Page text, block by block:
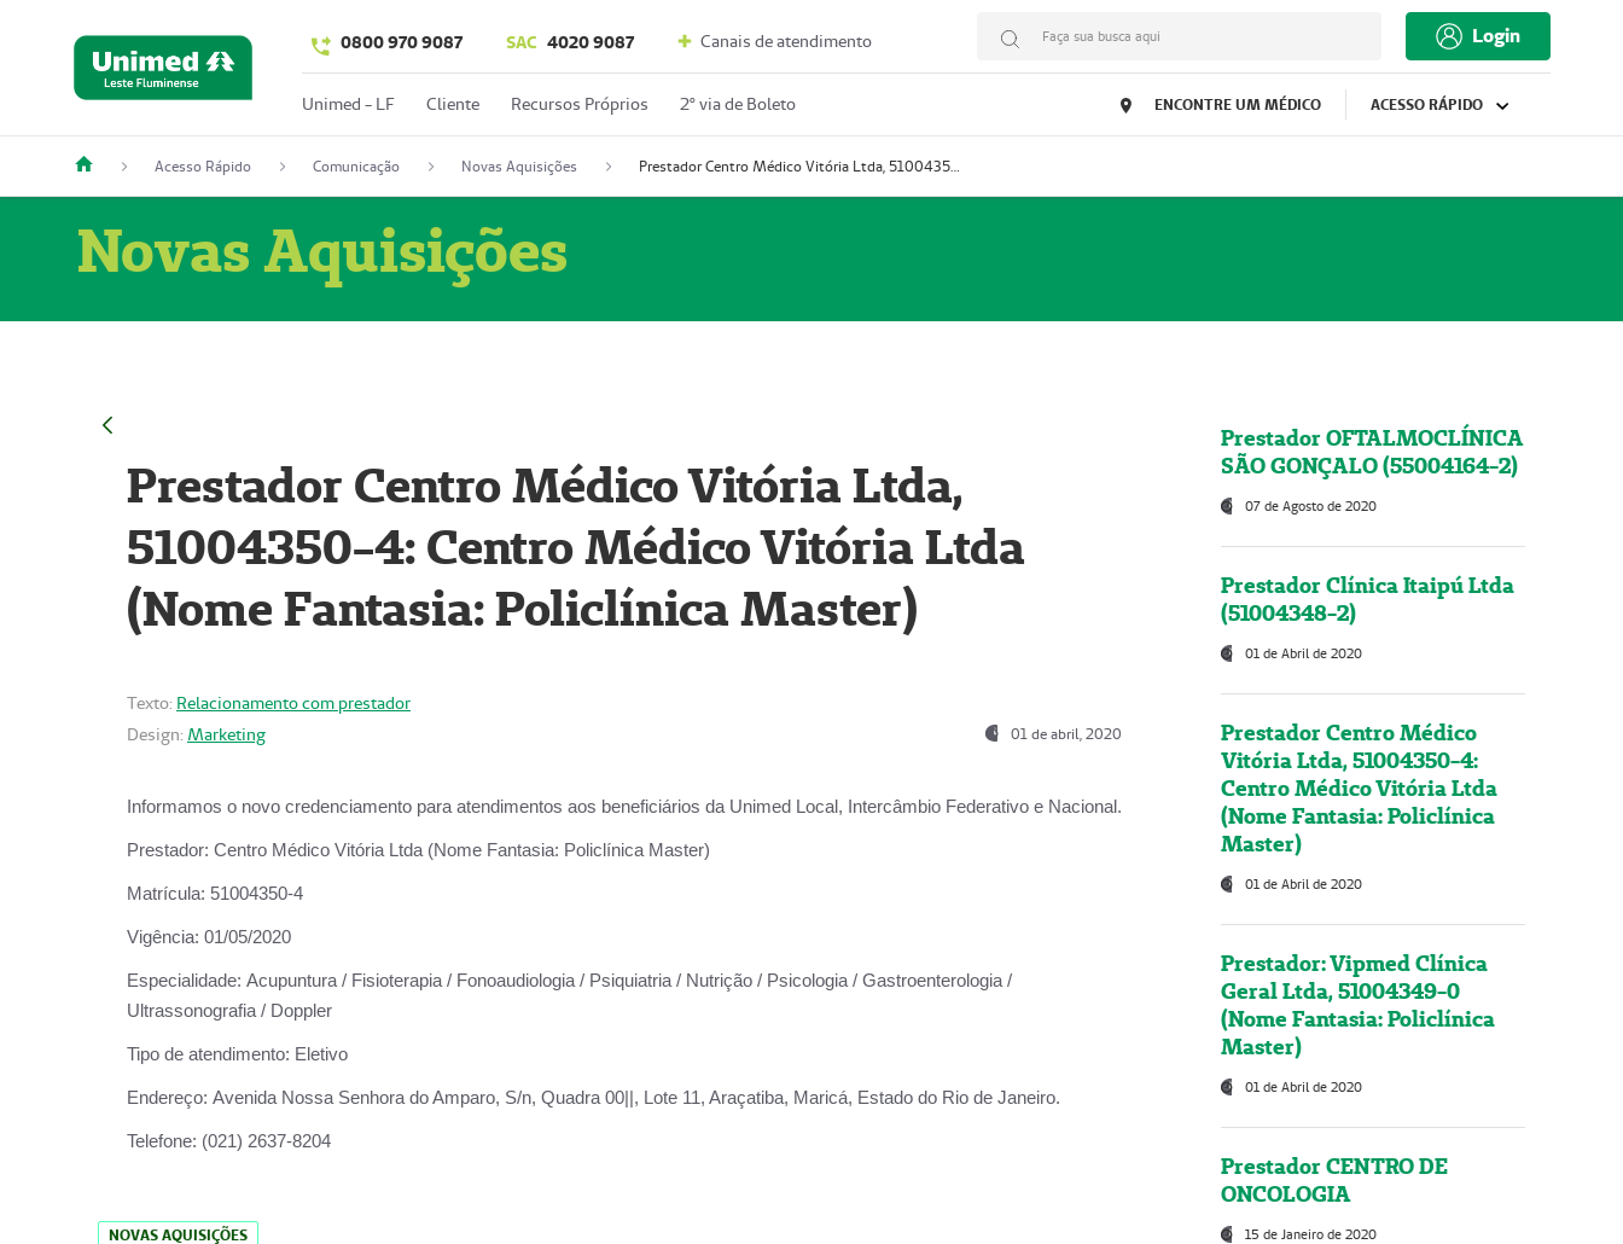
0800 970 9087 SAC 4020 9087 Canais de atendimento Faça sua busca aqui Login
Unimed - LF Cliente Recursos Próprios 2º via de Boleto ENCONTRE UM MÉDICO ACESSO RÁPIDO
Acesso Rápido Comunicação Novas Aquisições Prestador Centro Médico Vitória Ltda, 51004350-4: Centro Médico Vitória Ltda (Nome Fantasia: Policlínica Master)
Novas Aquisições
Prestador Centro Médico Vitória Ltda,
51004350-4: Centro Médico Vitória Ltda
(Nome Fantasia: Policlínica Master)
Texto: Relacionamento com prestador
Design: Marketing 01 de abril, 2020
Informamos o novo credenciamento para atendimentos aos beneficiários da Unimed Local, Intercâmbio Federativo e Nacional.
Prestador: Centro Médico Vitória Ltda (Nome Fantasia: Policlínica Master)
Matrícula: 51004350-4
Vigência: 01/05/2020
Especialidade: Acupuntura / Fisioterapia / Fonoaudiologia / Psiquiatria / Nutrição / Psicologia / Gastroenterologia /
Ultrassonografia / Doppler
Tipo de atendimento: Eletivo
Endereço: Avenida Nossa Senhora do Amparo, S/n, Quadra 00||, Lote 11, Araçatiba, Maricá, Estado do Rio de Janeiro.
Telefone: (021) 2637-8204
NOVAS AQUISIÇÕES
Prestador OFTALMOCLÍNICA
SÃO GONÇALO (55004164-2)
07 de Agosto de 2020
Prestador Clínica Itaipú Ltda
(51004348-2)
01 de Abril de 2020
Prestador Centro Médico
Vitória Ltda, 51004350-4:
Centro Médico Vitória Ltda
(Nome Fantasia: Policlínica
Master)
01 de Abril de 2020
Prestador: Vipmed Clínica
Geral Ltda, 51004349-0
(Nome Fantasia: Policlínica
Master)
01 de Abril de 2020
Prestador CENTRO DE
ONCOLOGIA
15 de Janeiro de 2020